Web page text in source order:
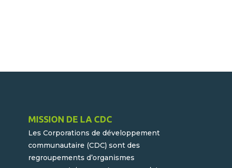
MISSION DE LA CDC
Les Corporations de développement
communautaire (CDC) sont des
regroupements d’organismes